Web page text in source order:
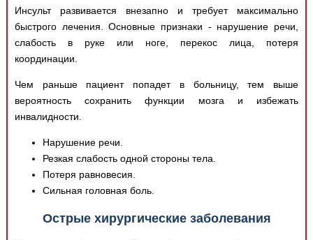
Инсульт развивается внезапно и требует максимально
быстрого лечения. Основные признаки - нарушение речи,
слабость в руке или ноге, перекос лица, потеря
координации.
Чем раньше пациент попадет в больницу, тем выше
вероятность сохранить функции мозга и избежать
инвалидности.
Нарушение речи.
Резкая слабость одной стороны тела.
Потеря равновесия.
Сильная головная боль.
Острые хирургические заболевания